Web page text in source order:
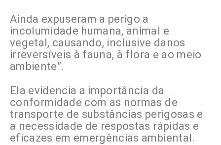
Ainda expuseram a perigo a
incolumidade humana, animal e
vegetal, causando, inclusive danos
irreversíveis à fauna, à flora e ao meio
ambiente”.
Ela evidencia a importância da
conformidade com as normas de
transporte de substâncias perigosas e
a necessidade de respostas rápidas e
eficazes em emergências ambiental.